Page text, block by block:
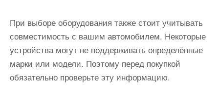
При выборе оборудования также стоит учитывать
совместимость с вашим автомобилем. Некоторые
устройства могут не поддерживать определённые
марки или модели. Поэтому перед покупкой
обязательно проверьте эту информацию.